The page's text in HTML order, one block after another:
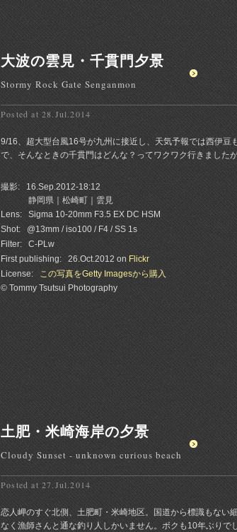
大波の雲見・千貫門夕景
Stormy Rock Gate Senganmon
Posted at 28.Jul.2014
9/16、超大型台風16号が九州に接近し、天気予報では西伊
で、そんなときの千貫門はどんな？ってワクワク行きました
撮影:
16.Sep.2012-18:12
静岡県｜松崎町｜雲見
Lens:
Sigma 10-20mm F3.5 EX DC HSM
Shot:
@13mm / iso100 / F4 / SS 1s
Filter:
C-PLw
First publishing:
26.Oct.2012 on Flickr
License:
この写真をGetty Imagesから購入
© Tommy Tsutsui Photography
土肥・米崎海岸の夕景
Cloudy Sunset - unknown curious beach
Posted at 27.Jul.2014
恋人岬のすぐ北側、土肥町・米崎地区。国道から標識もない
なく漁師さんと通な釣り人しかいません。ボクも10年ぶりで